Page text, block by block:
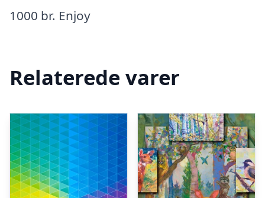
1000 br. Enjoy
Relaterede varer